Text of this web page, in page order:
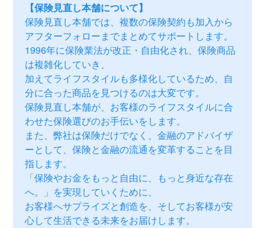
【保険見直し本舗について】
保険見直し本舗では、複数の保険契約も加入から
アフターフォローまでまとめてサポートします。
1996年に保険業法が改正・自由化され、保険商品
は複雑化していき、
加えてライフスタイルも多様化しているため、自
分に合った商品を見つけるのは大変です。
保険見直し本舗が、お客様のライフスタイルに合
わせた保険選びのお手伝いをします。
また、弊社は保険だけでなく、金融のアドバイザ
ーとして、保険と金融の流通を変革することを目
指します。
「保険やお金をもっと自由に、もっと身近な存在
へ。」を実現していくために、
お客様へサプライズと創造を、そしてお客様が安
心して生活できる未来をお届けします。